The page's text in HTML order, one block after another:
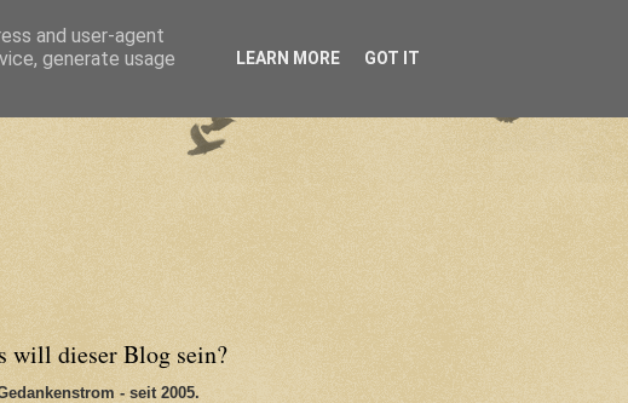
will dieser Blog sein?
- seit 2005.
and user-agent
generate usage
LEARN MORE GOT IT